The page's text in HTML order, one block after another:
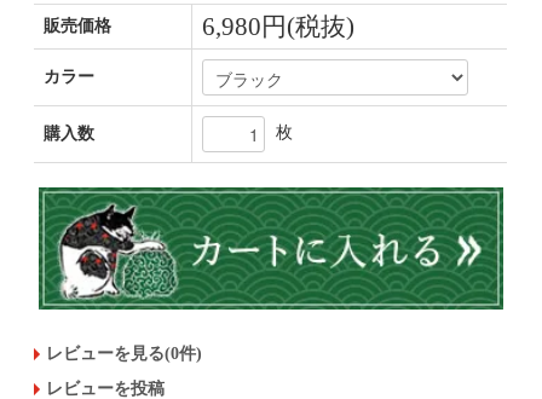
販売価格 6,980円(税抜)
カラー
購入数 枚
レビューを見る(0件)
レビューを投稿